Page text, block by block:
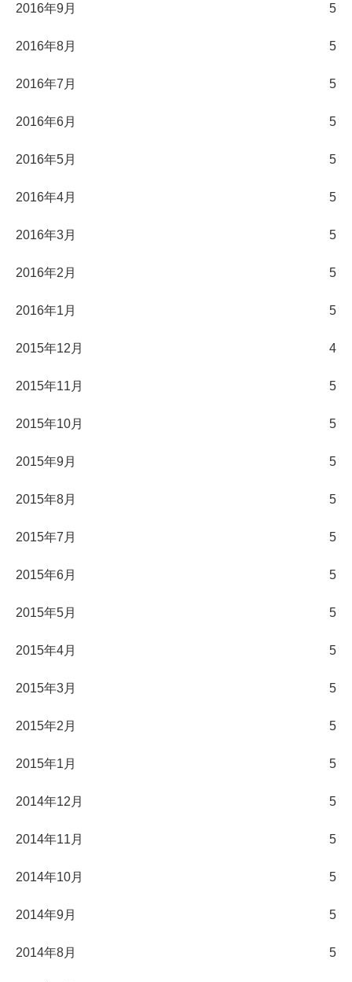
2016年9月 5
2016年8月 5
2016年7月 5
2016年6月 5
2016年5月 5
2016年4月 5
2016年3月 5
2016年2月 5
2016年1月 5
2015年12月 4
2015年11月 5
2015年10月 5
2015年9月 5
2015年8月 5
2015年7月 5
2015年6月 5
2015年5月 5
2015年4月 5
2015年3月 5
2015年2月 5
2015年1月 5
2014年12月 5
2014年11月 5
2014年10月 5
2014年9月 5
2014年8月 5